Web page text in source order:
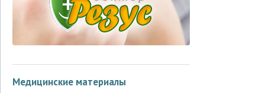
Медицинские материалы